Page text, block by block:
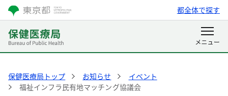
都全体で探す
保健医療局トップ お知らせ
イベント
福祉インフラ民有地マッチング協議会